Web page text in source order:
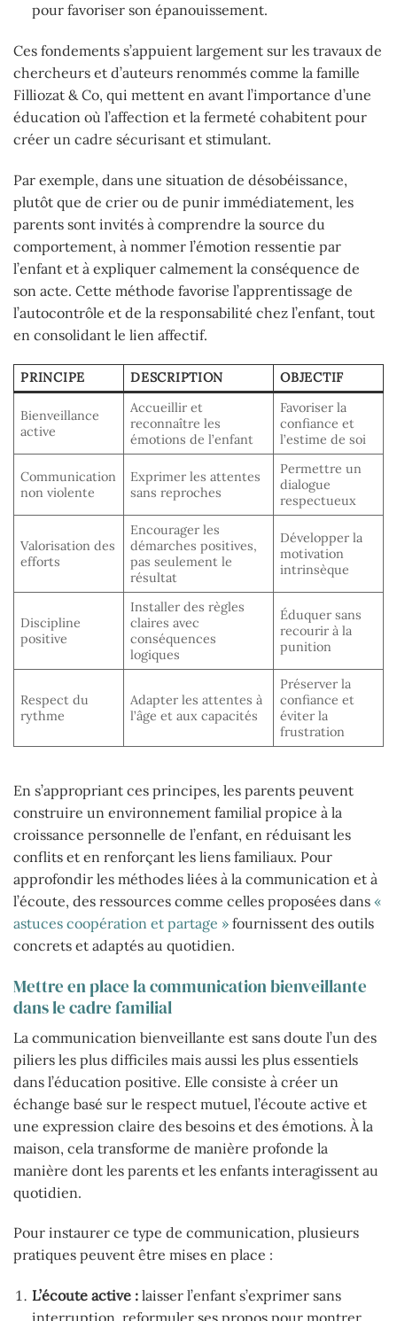
pour favoriser son épanouissement.
Ces fondements s’appuient largement sur les travaux de
chercheurs et d’auteurs renommés comme la famille
Filliozat & Co, qui mettent en avant l’importance d’une
éducation où l’affection et la fermeté cohabitent pour
créer un cadre sécurisant et stimulant.
Par exemple, dans une situation de désobéissance,
plutôt que de crier ou de punir immédiatement, les
parents sont invités à comprendre la source du
comportement, à nommer l’émotion ressentie par
l’enfant et à expliquer calmement la conséquence de
son acte. Cette méthode favorise l’apprentissage de
l’autocontrôle et de la responsabilité chez l’enfant, tout
en consolidant le lien affectif.
PRINCIPE DESCRIPTION OBJECTIF
Bienveillance
active
Accueillir et
reconnaître les
émotions de l’enfant
Favoriser la
confiance et
l’estime de soi
Communication
non violente
Exprimer les attentes
sans reproches
Permettre un
dialogue
respectueux
Valorisation des
efforts
Encourager les
démarches positives,
pas seulement le
résultat
Développer la
motivation
intrinsèque
Discipline
positive
Installer des règles
claires avec
conséquences
logiques
Éduquer sans
recourir à la
punition
Respect du
rythme
Adapter les attentes à
l’âge et aux capacités
Préserver la
confiance et
éviter la
frustration
En s’appropriant ces principes, les parents peuvent
construire un environnement familial propice à la
croissance personnelle de l’enfant, en réduisant les
conflits et en renforçant les liens familiaux. Pour
approfondir les méthodes liées à la communication et à
l’écoute, des ressources comme celles proposées dans «
astuces coopération et partage » fournissent des outils
concrets et adaptés au quotidien.
Mettre en place la communication bienveillante
dans le cadre familial
La communication bienveillante est sans doute l’un des
piliers les plus difficiles mais aussi les plus essentiels
dans l’éducation positive. Elle consiste à créer un
échange basé sur le respect mutuel, l’écoute active et
une expression claire des besoins et des émotions. À la
maison, cela transforme de manière profonde la
manière dont les parents et les enfants interagissent au
quotidien.
Pour instaurer ce type de communication, plusieurs
pratiques peuvent être mises en place :
L’écoute active :laisser l’enfant s’exprimer sans